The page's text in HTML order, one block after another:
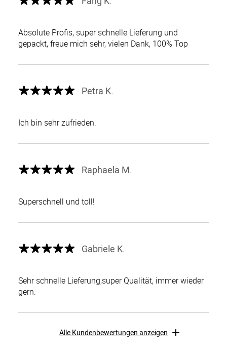
Absolute Profis, super schnelle Lieferung und
gepackt, freue mich sehr, vielen Dank, 100% Top
Petra K.
Ich bin sehr zufrieden.
Raphaela M.
Superschnell und toll!
Gabriele K.
Sehr schnelle Lieferung,super Qualität, immer wieder
gern.
Alle Kundenbewertungen anzeigen